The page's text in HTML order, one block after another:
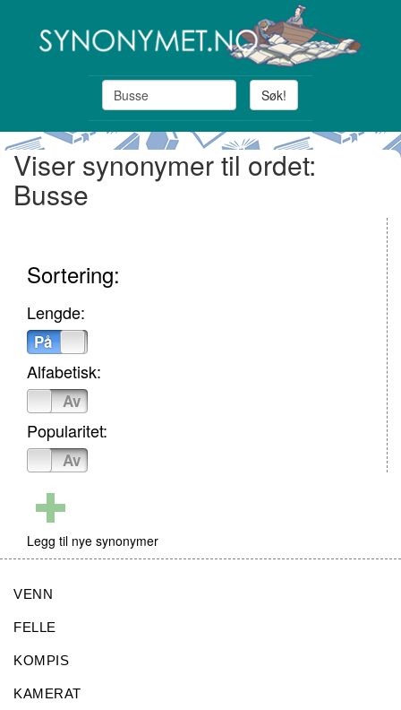
Søk!
Viser synonymer til ordet:
Busse
Sortering:
Lengde:
På
Alfabetisk:
Av
Popularitet:
Av
Legg til nye synonymer
VENN
FELLE
KOMPIS
KAMERAT